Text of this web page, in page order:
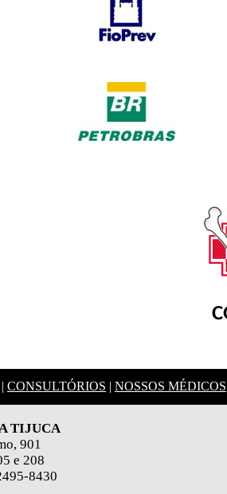
| CONSULTÓRIOS | NOSSOS MÉDICOS
TIJUCA
901
e 208
8430